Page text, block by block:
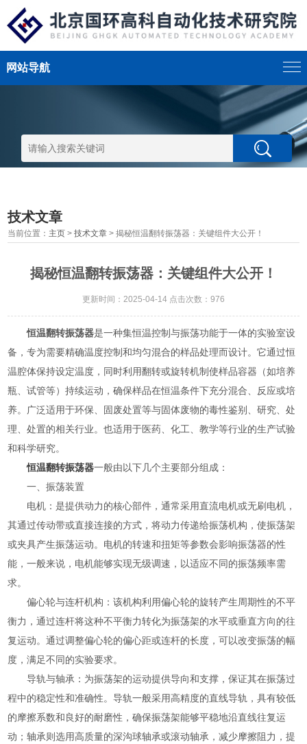
网站导航
技术文章
当前位置： 主页 >技术文章 > 揭秘恒温翻转振荡器：关键组件大公开！
揭秘恒温翻转振荡器：关键组件大公开！
更新时间：2025-04-14 点击次数：976
恒温翻转振荡器是一种集恒温控制与振荡功能于一体的实验室设
备，专为需要精确温度控制和均匀混合的样品处理而设计。它通过恒
温腔体保持设定温度，同时利用翻转或旋转机制使样品容器（如培养
瓶、试管等）持续运动，确保样品在恒温条件下充分混合、反应或培
养。广泛适用于环保、固废处置等与固体废物的毒性鉴别、研究、处
理、处置的相关行业。也适用于医药、化工、教学等行业的生产试验
和科学研究。
恒温翻转振荡器一般由以下几个主要部分组成：
一、振荡装置
电机：是提供动力的核心部件，通常采用直流电机或无刷电机，
其通过传动带或直接连接的方式，将动力传递给振荡机构，使振荡架
或夹具产生振荡运动。电机的转速和扭矩等参数会影响振荡器的性
能，一般来说，电机能够实现无级调速，以适应不同的振荡频率需
求。
偏心轮与连杆机构：该机构利用偏心轮的旋转产生周期性的不平
衡力，通过连杆将这种不平衡力转化为振荡架的水平或垂直方向的往
复运动。通过调整偏心轮的偏心距或连杆的长度，可以改变振荡的幅
度，满足不同的实验要求。
导轨与轴承：为振荡架的运动提供导向和支撑，保证其在振荡过
程中的稳定性和准确性。导轨一般采用高精度的直线导轨，具有较低
的摩擦系数和良好的耐磨性，确保振荡架能够平稳地沿直线往复运
动；轴承则选用高质量的深沟球轴承或滚动轴承，减少摩擦阻力，提